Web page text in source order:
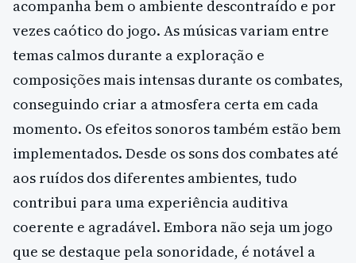
acompanha bem o ambiente descontraído e por
vezes caótico do jogo. As músicas variam entre
temas calmos durante a exploração e
composições mais intensas durante os combates,
conseguindo criar a atmosfera certa em cada
momento. Os efeitos sonoros também estão bem
implementados. Desde os sons dos combates até
aos ruídos dos diferentes ambientes, tudo
contribui para uma experiência auditiva
coerente e agradável. Embora não seja um jogo
que se destaque pela sonoridade, é notável a